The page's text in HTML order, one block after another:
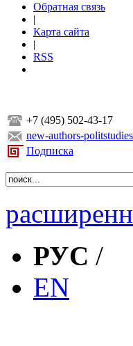
Обратная связь
|
Карта сайта
|
RSS
+7 (495) 502-43-17
new-authors-
Подписка
РУС /
EN